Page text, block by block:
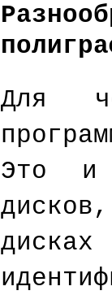
Для
Это и